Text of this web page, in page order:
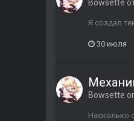
Bowsette
Я создал
30 июля
Bowsette
Насколько